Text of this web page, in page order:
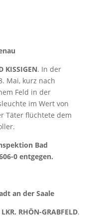
KISSIGEN. In der
Mai, kurz nach
Feld in der
im Wert von
Täter flüchtete dem
Bad
0 entgegen.
an der Saale
RHÖN-GRABFELD.